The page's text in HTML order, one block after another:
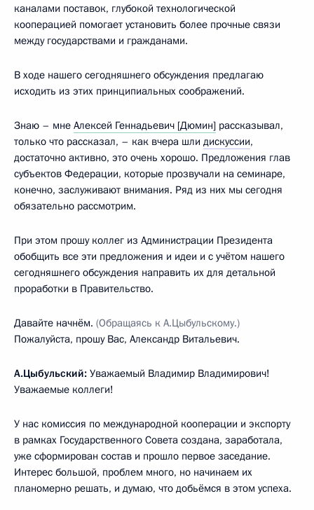
каналами поставок, глубокой технологической
кооперацией помогает установить более прочные связи
между государствами и гражданами.
В ходе нашего сегодняшнего обсуждения предлагаю
исходить из этих принципиальных соображений.
Знаю – мне Алексей Геннадьевич [Дюмин] рассказывал,
только что рассказал, – как вчера шли дискуссии,
достаточно активно, это очень хорошо. Предложения глав
субъектов Федерации, которые прозвучали на семинаре,
конечно, заслуживают внимания. Ряд из них мы сегодня
обязательно рассмотрим.
При этом прошу коллег из Администрации Президента
обобщить все эти предложения и идеи и с учётом нашего
сегодняшнего обсуждения направить их для детальной
проработки в Правительство.
Давайте начнём. (Обращаясь к А.Цыбульскому.)
Пожалуйста, прошу Вас, Александр Витальевич.
А.Цыбульский: Уважаемый Владимир Владимирович!
Уважаемые коллеги!
У нас комиссия по международной кооперации и экспорту
в рамках Государственного Совета создана, заработала,
уже сформирован состав и прошло первое заседание.
Интерес большой, проблем много, но начинаем их
планомерно решать, и думаю, что добьёмся в этом успеха.